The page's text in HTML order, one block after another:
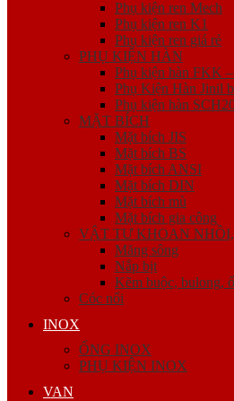
Phụ kiện ren Mech
Phụ kiện ren K1
Phụ kiện ren giá rẻ
PHỤ KIỆN HÀN
Phụ kiện hàn FKK
Phụ Kiện Hàn Jinil
Phụ kiện hàn
MẶT BÍCH
Mặt bích JIS
Mặt bích BS
Mặt bích ANSI
Mặt bích DIN
Mặt bích mù
Mặt bích gia công
VẬT TƯ KHOAN
Măng sông
Nắp bịt
Kẽm buộc, bulong,
Cóc nối
INOX
ỐNG INOX
PHỤ KIỆN INOX
VAN